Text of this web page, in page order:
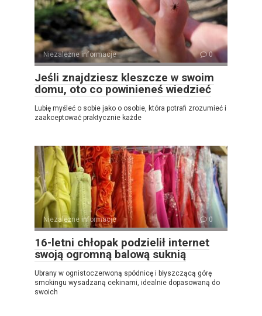
Niezależne informacje 0
Jeśli znajdziesz kleszcze w swoim
domu, oto co powinieneś wiedzieć
Lubię myśleć o sobie jako o osobie, która potrafi zrozumieć i
zaakceptować praktycznie każde
Niezależne informacje 0
16-letni chłopak podzielił internet
swoją ogromną balową suknią
Ubrany w ognistoczerwoną spódnicę i błyszczącą górę
smokingu wysadzaną cekinami, idealnie dopasowaną do
swoich